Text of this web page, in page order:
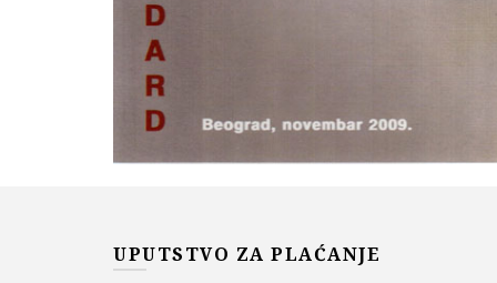
UPUTSTVO ZA PLAĆANJE